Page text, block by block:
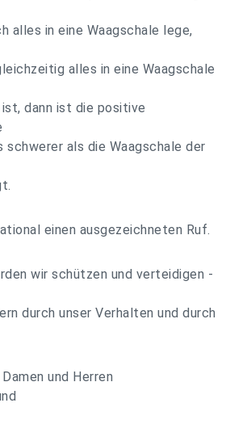
alles in eine Waagschale lege,
alles in eine Waagschale
dann ist die positive
schwerer als die Waagschale der
einen ausgezeichneten Ruf.
wir schützen und verteidigen -
durch unser Verhalten und durch
und Herren